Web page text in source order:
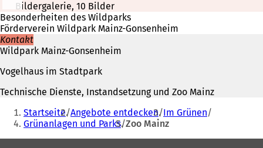
Tab)
Bildergalerie, 10 Bilder
Besonderheiten des Wildparks
Förderverein Wildpark Mainz-Gonsenheim
Kontakt
Wildpark Mainz-Gonsenheim
Vogelhaus im Stadtpark
Technische Dienste, Instandsetzung und Zoo Mainz
Sie
befinden
sich
Startseite Angebote entdecken Im Grünen
Grünanlagen und Parks Zoo Mainz